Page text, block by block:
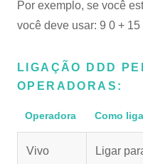
Por exemplo, se você
você deve usar: 9 0 +
LIGAÇÃO DDD
OPERADORAS:
Operadora Como
Vivo
Ligar